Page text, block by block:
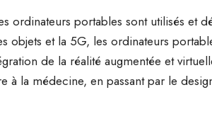
ordinateurs portables sont utilisés et
objets et la 5G, les ordinateurs
de la réalité augmentée et
à la médecine, en passant par le